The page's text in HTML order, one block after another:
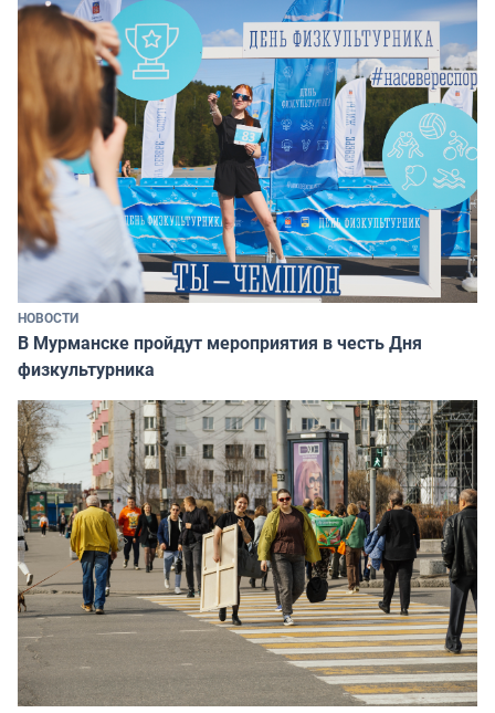
НОВОСТИ
В Мурманске пройдут мероприятия в честь Дня
физкультурника